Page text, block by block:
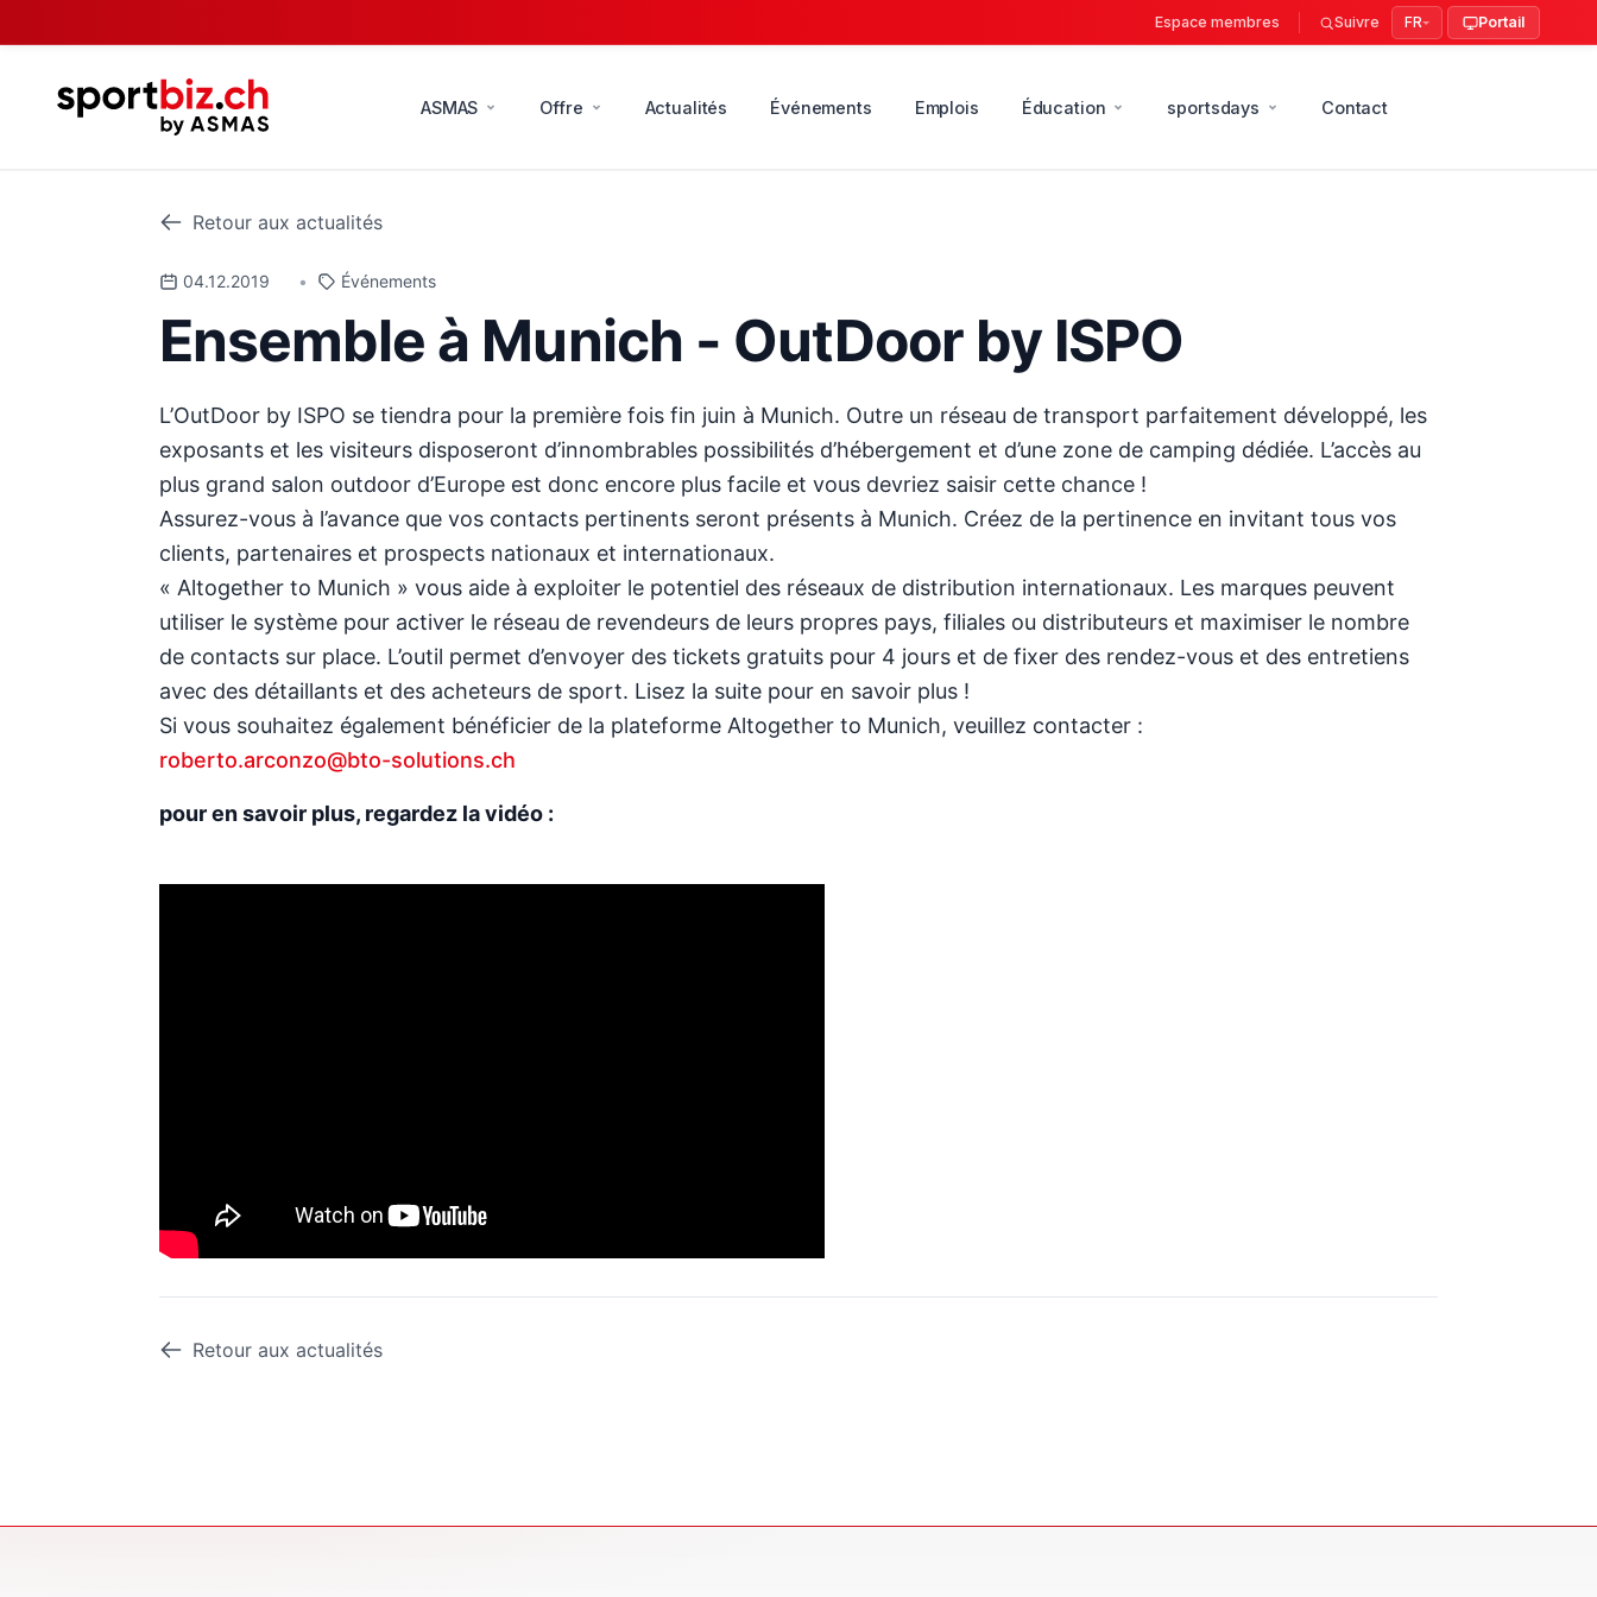
Espace membres Suivre FR Portail
ASMAS Offre Actualités Événements Emplois Éducation sportsdays Contact
Retour aux actualités
04.12.2019 • Événements
Ensemble à Munich - OutDoor by ISPO
L’OutDoor by ISPO se tiendra pour la première fois fin juin à Munich. Outre un réseau de transport parfaitement développé, les
exposants et les visiteurs disposeront d’innombrables possibilités d’hébergement et d’une zone de camping dédiée. L’accès au
plus grand salon outdoor d’Europe est donc encore plus facile et vous devriez saisir cette chance !
Assurez-vous à l’avance que vos contacts pertinents seront présents à Munich. Créez de la pertinence en invitant tous vos
clients, partenaires et prospects nationaux et internationaux.
« Altogether to Munich » vous aide à exploiter le potentiel des réseaux de distribution internationaux. Les marques peuvent
utiliser le système pour activer le réseau de revendeurs de leurs propres pays, filiales ou distributeurs et maximiser le nombre
de contacts sur place. L’outil permet d’envoyer des tickets gratuits pour 4 jours et de fixer des rendez-vous et des entretiens
avec des détaillants et des acheteurs de sport. Lisez la suite pour en savoir plus !
Si vous souhaitez également bénéficier de la plateforme Altogether to Munich, veuillez contacter :
roberto.arconzo@bto-solutions.ch
pour en savoir plus, regardez la vidéo :
Retour aux actualités